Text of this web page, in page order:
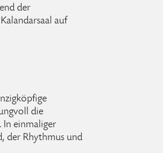
der
auf
die
In einmaliger
der Rhythmus und